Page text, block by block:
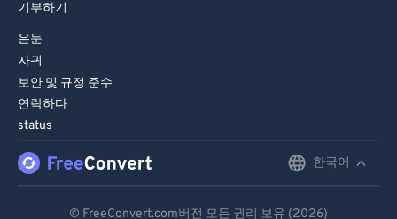
기부하기
은둔
자귀
보안 및 규정 준수
연락하다
status
한국어
© FreeConvert.com버전 모든 권리 보유 (2026)